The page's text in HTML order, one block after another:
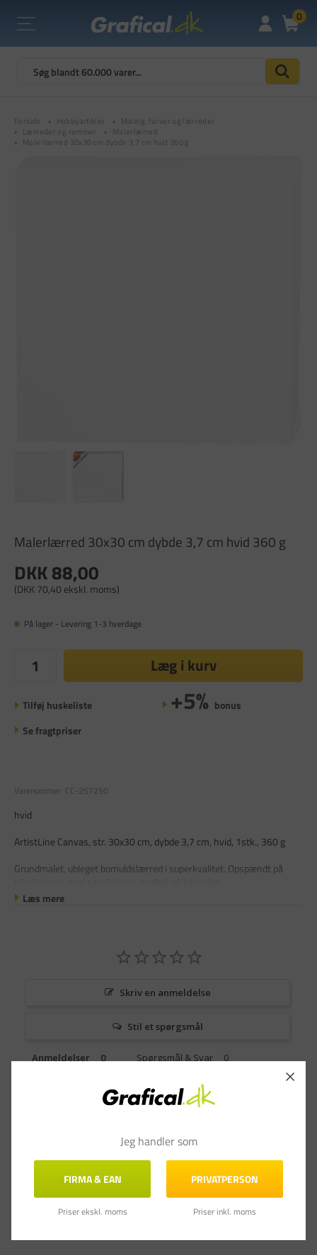
0
Forside Hobbyartikler
Maling, farver og lærreder
Lærreder og rammer
Malerlærred
Malerlærred 30x30 cm dybde 3,7 cm hvid 360 g
Malerlærred 30x30 cm dybde 3,7 cm hvid 360 g
DKK 88,00
(DKK 70,40 ekskl. moms)
På lager - Levering 1-3 hverdage
Læg i kurv
Tilføj huskeliste +5% bonus
Se fragtpriser
Varenummer: CC-257250
hvid
ArtistLine Canvas, str. 30x30 cm, dybde 3,7 cm, hvid, 1stk., 360 g
Grundmalet, ubleget bomuldslærred i superkvalitet. Opspændt på
Læs mere
Skriv en anmeldelse
Stil et spørgsmål
Anmeldelser Spørgsmål & Svar
Jeg handler som
FIRMA & EAN
Priser ekskl. moms
PRIVATPERSON
Priser inkl. moms